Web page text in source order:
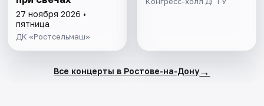
27 ноября 2026 •
пятница
ДК «Ростсельмаш»
Все концерты в Ростове-на-Дону→